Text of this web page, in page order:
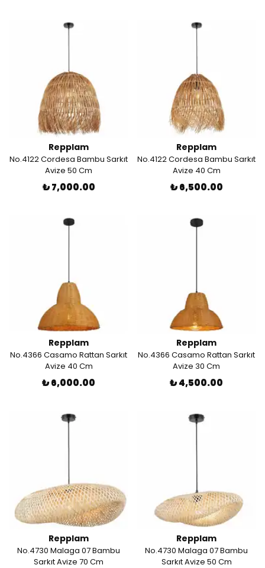
Repplam
No.4122 Cordesa Bambu Sarkıt
Avize 50 Cm
₺ 7,000.00
Repplam
No.4122 Cordesa Bambu Sarkıt
Avize 40 Cm
₺ 6,500.00
Repplam
No.4366 Casamo Rattan Sarkıt
Avize 40 Cm
₺ 6,000.00
Repplam
No.4366 Casamo Rattan Sarkıt
Avize 30 Cm
₺ 4,500.00
Repplam
No.4730 Malaga 07 Bambu
Sarkıt Avize 70 Cm
Repplam
No.4730 Malaga 07 Bambu
Sarkıt Avize 50 Cm